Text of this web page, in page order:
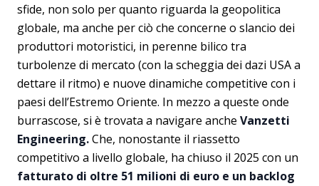
sfide, non solo per quanto riguarda la geopolitica
globale, ma anche per ciò che concerne o slancio dei
produttori motoristici, in perenne bilico tra
turbolenze di mercato (con la scheggia dei dazi USA a
dettare il ritmo) e nuove dinamiche competitive con i
paesi dell’Estremo Oriente. In mezzo a queste onde
burrascose, si è trovata a navigare anche Vanzetti
Engineering.Che, nonostante il riassetto
competitivo a livello globale, ha chiuso il 2025 con un
fatturato di oltre 51 milioni di euro e un backlog